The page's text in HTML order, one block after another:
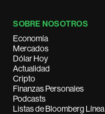
SOBRE NOSOTROS
Economía
Mercados
Dólar Hoy
Actualidad
Cripto
Finanzas Personales
Podcasts
Listas de Bloomberg Línea